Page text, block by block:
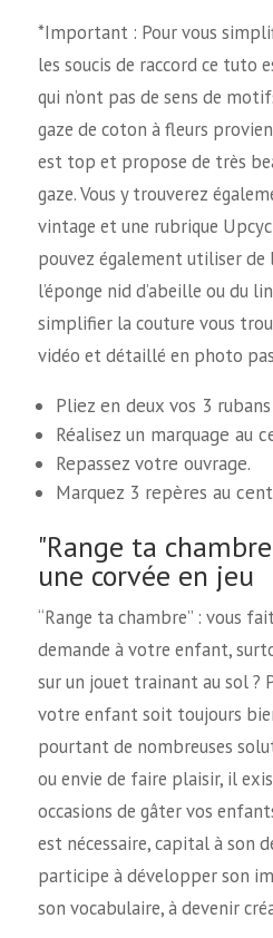
*Important : Pour vous
les soucis de raccord ce tuto
qui n’ont pas de sens de
gaze de coton à fleurs
est top et propose de très
gaze. Vous y trouverez
vintage et une rubrique
pouvez également utiliser
l’éponge nid d’abeille ou du
simplifier la couture vous
vidéo et détaillé en photo
Pliez en deux vos 3
Réalisez un marquage au
Repassez votre ouvrage.
Marquez 3 repères au
"Range ta
une corvée en jeu
“Range ta chambre” : vous
demande à votre enfant,
sur un jouet trainant au sol ?
votre enfant soit toujours
pourtant de nombreuses
ou envie de faire plaisir, il
occasions de gâter vos
est nécessaire, capital à son
participe à développer son
son vocabulaire, à devenir